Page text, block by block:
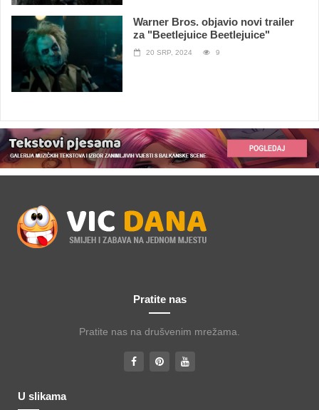
Warner Bros. objavio novi trailer
za "Beetlejuice Beetlejuice"
20 SRP, 2024 9
Pratite nas
Pratite nas na drušvenim mrežama.
U slikama